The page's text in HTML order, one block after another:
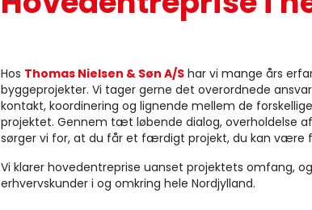
Hos Thomas Nielsen & Søn A/S har vi mange års
byggeprojekter. Vi tager gerne det overordnede
kontakt, koordinering og lignende mellem de
projektet. Gennem tæt løbende dialog, overholdelse
sørger vi for, at du får et færdigt projekt, du kan være
Vi klarer hovedentreprise uanset projektets omfang,
erhvervskunder i og omkring hele Nordjylland.